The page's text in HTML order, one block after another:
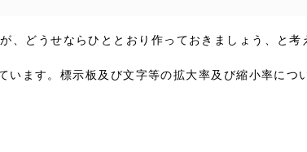
どうせならひととおり作っておきましょう、と考
います。標示板及び文字等の拡大率及び縮小率につ